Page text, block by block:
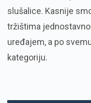
slušalice. Kasnije
tržištima
uređajem, a po
kategoriju.